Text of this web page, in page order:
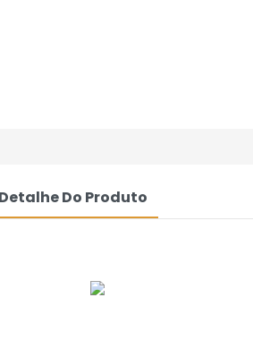
Detalhe Do Produto